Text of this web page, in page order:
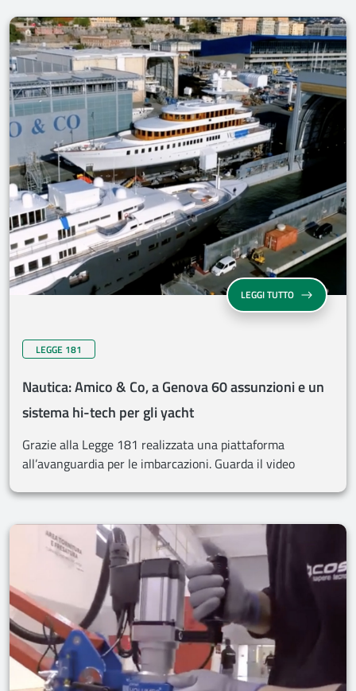
LEGGI TUTTO
LEGGE 181
Nautica: Amico & Co, a Genova 60 assunzioni e un
sistema hi-tech per gli yacht
Grazie alla Legge 181 realizzata una piattaforma
all’avanguardia per le imbarcazioni. Guarda il video